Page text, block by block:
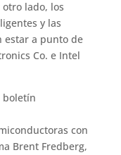
lado, los
y las
estar a punto de
Co. e Intel
boletín
con
Brent Fredberg,